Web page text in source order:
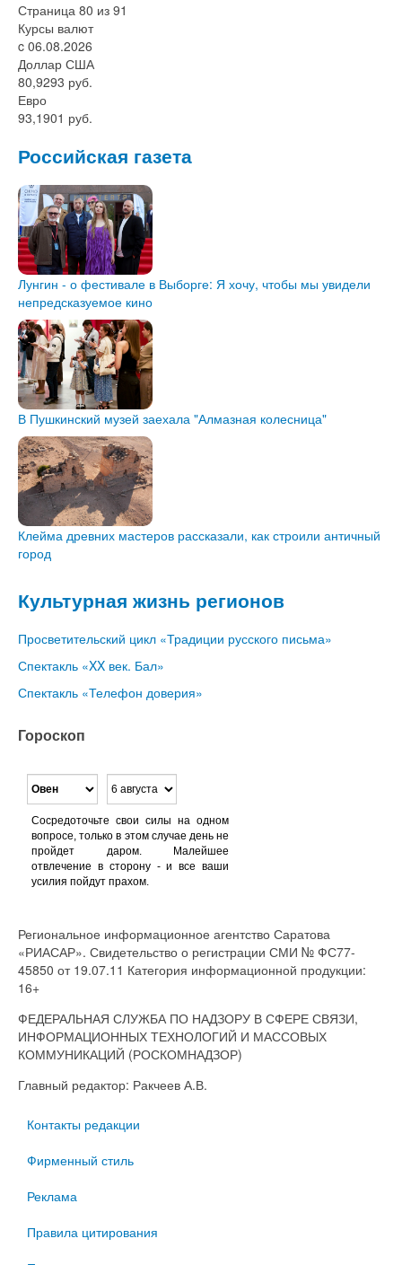
Страница 80 из 91
Курсы валют
c 06.08.2026
Доллар США
80,9293 руб.
Евро
93,1901 руб.
Российская газета
Лунгин - о фестивале в Выборге: Я хочу, чтобы мы увидели
непредсказуемое кино
В Пушкинский музей заехала "Алмазная колесница"
Клейма древних мастеров рассказали, как строили античный
город
Культурная жизнь регионов
Просветительский цикл «Традиции русского письма»
Спектакль «XX век. Бал»
Спектакль «Телефон доверия»
Гороскоп
Сосредоточьте свои силы на одном
вопросе, только в этом случае день не
пройдет даром. Малейшее
отвлечение в сторону - и все ваши
усилия пойдут прахом.
Региональное информационное агентство Саратова
«РИАСАР». Свидетельство о регистрации СМИ № ФС77-
45850 от 19.07.11 Категория информационной продукции:
16+
ФЕДЕРАЛЬНАЯ СЛУЖБА ПО НАДЗОРУ В СФЕРЕ СВЯЗИ,
ИНФОРМАЦИОННЫХ ТЕХНОЛОГИЙ И МАССОВЫХ
КОММУНИКАЦИЙ (РОСКОМНАДЗОР)
Главный редактор: Ракчеев А.В.
Контакты редакции
Фирменный стиль
Реклама
Правила цитирования